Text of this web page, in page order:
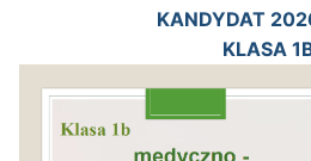
KANDYDAT
KLASA